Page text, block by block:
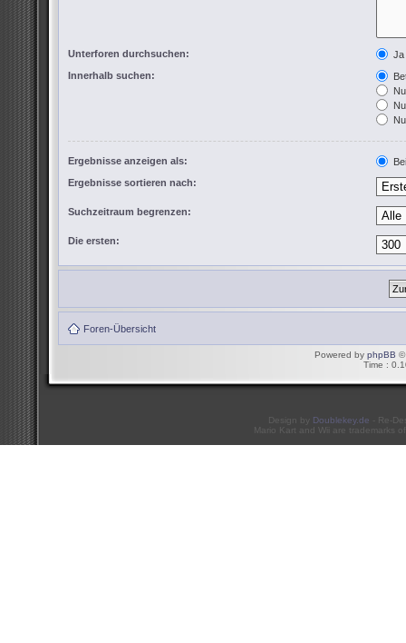
Unterforen durchsuchen:
Ja
Innerhalb suchen:
Ergebnisse anzeigen als:
Ergebnisse sortieren nach:
Suchzeitraum begrenzen:
Die ersten:
Foren-Übersicht
Powered by phpBB ©
Time :
Design by Doublekey.de - Re-
Mario Kart and Wii are trademarks